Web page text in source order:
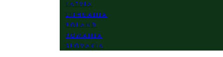
LATVIA
LITHUANIA
POLAND
ROMANIA
SLOVAKIA